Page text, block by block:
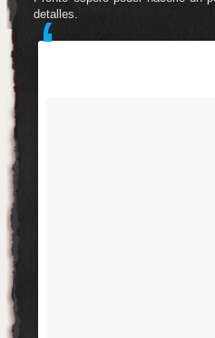
detalles.